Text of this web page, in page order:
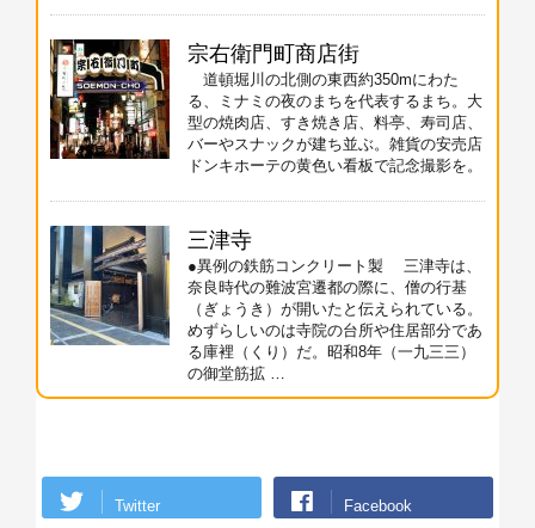
宗右衛門町商店街
道頓堀川の北側の東西約350mにわた
る、ミナミの夜のまちを代表するまち。大
型の焼肉店、すき焼き店、料亭、寿司店、
バーやスナックが建ち並ぶ。雑貨の安売店
ドンキホーテの黄色い看板で記念撮影を。
三津寺
●異例の鉄筋コンクリート製 三津寺は、
奈良時代の難波宮遷都の際に、僧の行基
（ぎょうき）が開いたと伝えられている。
めずらしいのは寺院の台所や住居部分であ
る庫裡（くり）だ。昭和8年（一九三三）
の御堂筋拡 …
Twitter Facebook